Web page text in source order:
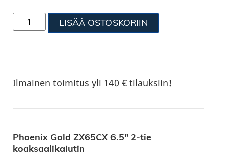
LISÄÄ OSTOSKORIIN
Ilmainen toimitus yli 140 € tilauksiin!
Phoenix Gold ZX65CX 6.5″ 2-tie
koaksaalikaiutin